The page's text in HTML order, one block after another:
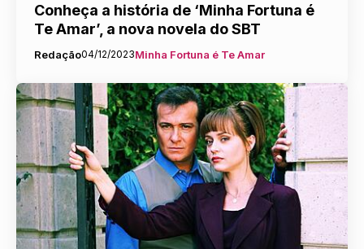
Conheça a história de ‘Minha Fortuna é
Te Amar’, a nova novela do SBT
Redação04/12/2023Minha Fortuna é Te Amar